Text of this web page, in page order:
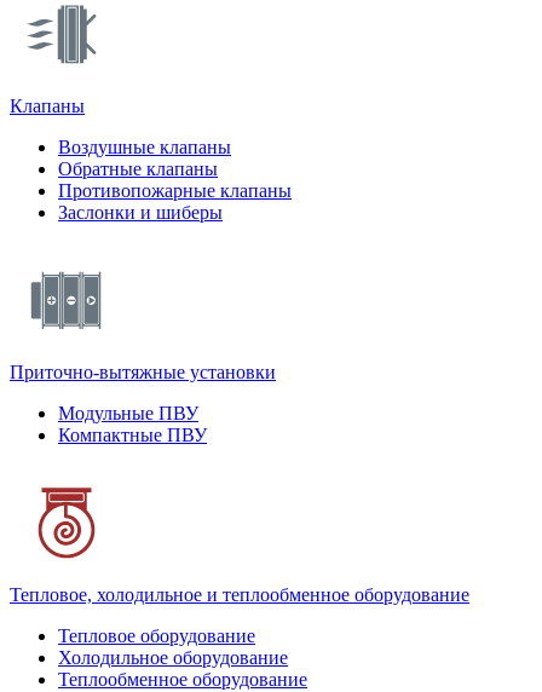
Клапаны
Воздушные клапаны
Обратные клапаны
Противопожарные клапаны
Заслонки и шиберы
Приточно-вытяжные установки
Модульные ПВУ
Компактные ПВУ
Тепловое, холодильное и теплообменное оборудование
Тепловое оборудование
Холодильное оборудование
Теплообменное оборудование